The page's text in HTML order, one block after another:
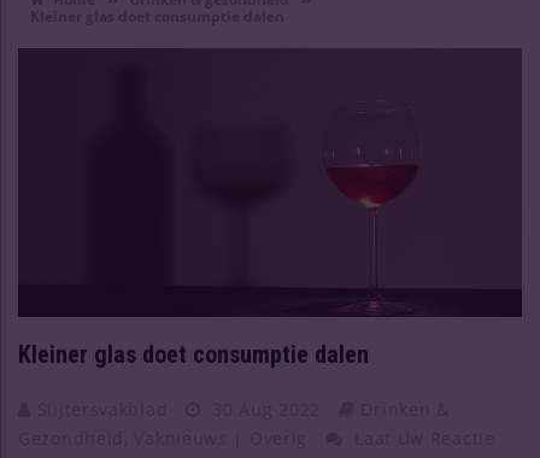
Kleiner glas doet consumptie dalen